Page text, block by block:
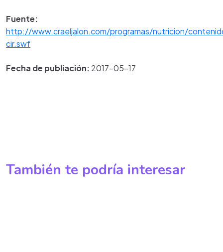
Fuente:
http://www.craeljalon.com/programas/nutricion/
cir.swf
Fecha de publiación: 2017-05-17
También te podría interesar